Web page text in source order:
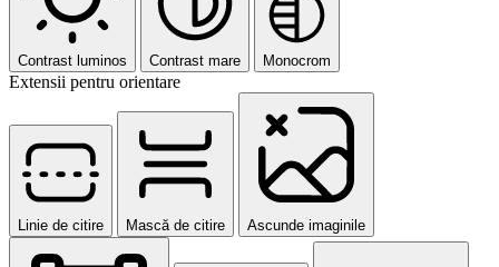
Contrast luminos Contrast mare Monocrom
Extensii pentru orientare
Linie de citire Mască de citire Ascunde imaginile